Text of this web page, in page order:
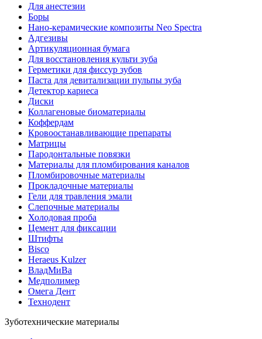
Для анестезии
Боры
Нано-керамические композиты Neo Spectra
Адгезивы
Артикуляционная бумага
Для восстановления культи зуба
Герметики для фиссур зубов
Паста для девитализации пульпы зуба
Детектор кариеса
Диски
Коллагеновые биоматериалы
Коффердам
Кровоостанавливающие препараты
Матрицы
Пародонтальные повязки
Материалы для пломбирования каналов
Пломбировочные материалы
Прокладочные материалы
Гели для травления эмали
Слепочные материалы
Холодовая проба
Цемент для фиксации
Штифты
Bisco
Heraeus Kulzer
ВладМиВа
Медполимер
Омега Дент
Технодент
Зуботехнические материалы